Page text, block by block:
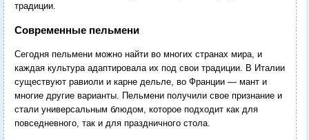
традиции.
Современные пельмени
Сегодня пельмени можно найти во многих странах мира, и
каждая культура адаптировала их под свои традиции. В Италии
существуют равиоли и карне дельле, во Франции — мант и
многие другие варианты. Пельмени получили свое признание и
стали универсальным блюдом, которое подходит как для
повседневного, так и для праздничного стола.